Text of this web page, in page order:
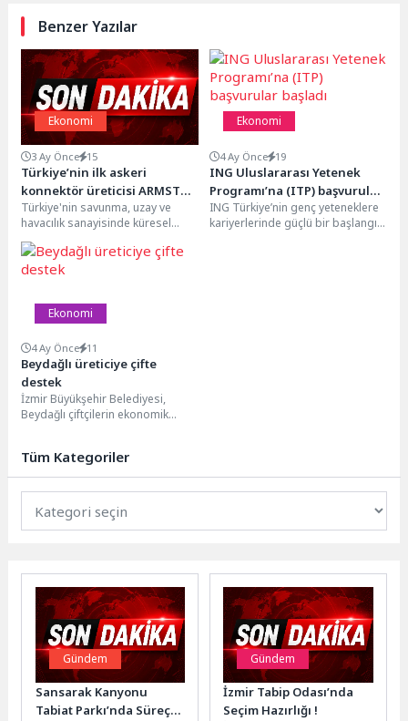
Benzer Yazılar
Ekonomi
3 Ay Önce 15
Türkiye’nin ilk askeri
konnektör üreticisi ARMSTO,
SAHA 2026’daydı
Türkiye'nin savunma, uzay ve
havacılık sanayisinde küresel
vitrini SAHA 2026 sona erdi. Vefa
Kuzu tarafından...
Ekonomi
4 Ay Önce 19
ING Uluslararası Yetenek
Programı’na (ITP) başvurular
başladı
ING Türkiye’nin genç yeteneklere
kariyerlerinde güçlü bir başlangıç
Ekonomi
4 Ay Önce 11
Beydağlı üreticiye çifte
destek
İzmir Büyükşehir Belediyesi,
Beydağlı çiftçilerin ekonomik
Kısa...
Tüm Kategoriler
Gündem
Sansarak Kanyonu
Tabiat Parkı’nda Süreç
Gündem
İzmir Tabip Odası’nda
Seçim Hazırlığı !